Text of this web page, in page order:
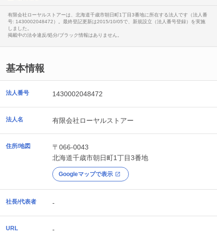
有限会社ローヤルストアーは、北海道千歳市朝日町1丁目3番地に所在する法人です（法人番
号: 1430002048472）。最終登記更新は2015/10/05で、新規設立（法人番号登録）を実施
しました。
掲載中の法令違反/処分/ブラック情報はありません。
基本情報
法人番号 1430002048472
法人名 有限会社ローヤルストアー
住所/地図
〒066-0043
北海道千歳市朝日町1丁目3番地
Googleマップで表示
社長/代表者 -
URL -